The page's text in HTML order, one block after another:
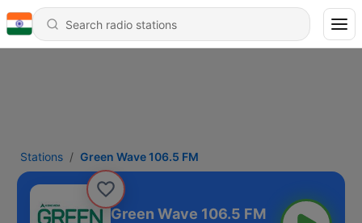
Stations Green Wave 106.5 FM
Green Wave 106.5 FM